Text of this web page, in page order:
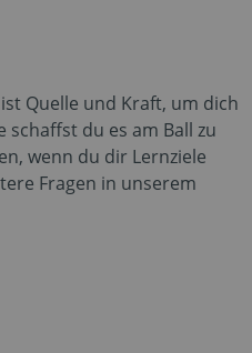
Quelle und Kraft, um dich
schaffst du es am Ball zu
wenn du dir Lernziele
Fragen in unserem